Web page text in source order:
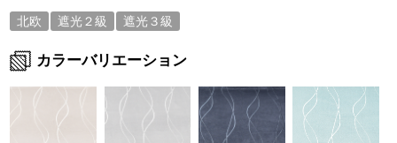
北欧 遮光２級 遮光３級
カラーバリエーション